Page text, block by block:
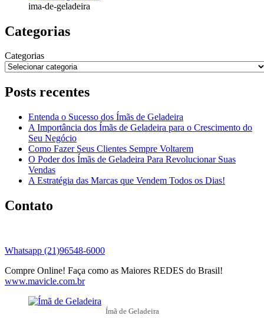
ima-de-geladeira
Categorias
Categorias
Posts recentes
Entenda o Sucesso dos Ímãs de Geladeira
A Importância dos Ímãs de Geladeira para o Crescimento do
Seu Negócio
Como Fazer Seus Clientes Sempre Voltarem
O Poder dos Ímãs de Geladeira Para Revolucionar Suas
Vendas
A Estratégia das Marcas que Vendem Todos os Dias!
Contato
Whatsapp (21)96548-6000
Compre Online! Faça como as Maiores REDES do Brasil!
www.mavicle.com.br
Ímã de Geladeira